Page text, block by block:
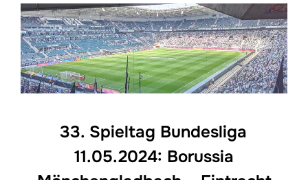
33. Spieltag Bundesliga
11.05.2024: Borussia